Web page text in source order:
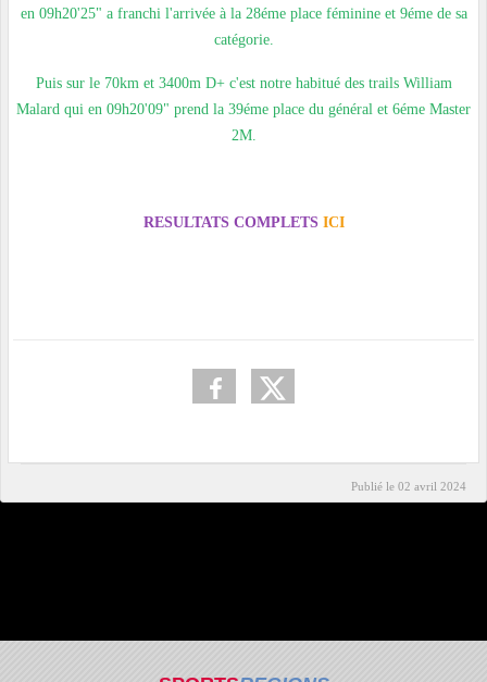
en 09h20'25" a franchi l'arrivée à la 28éme place féminine et 9éme de sa
catégorie.
Puis sur le 70km et 3400m D+ c'est notre habitué des trails William
Malard qui en 09h20'09" prend la 39éme place du général et 6éme Master
2M.
RESULTATS COMPLETS ICI
Publié le 02 avril 2024